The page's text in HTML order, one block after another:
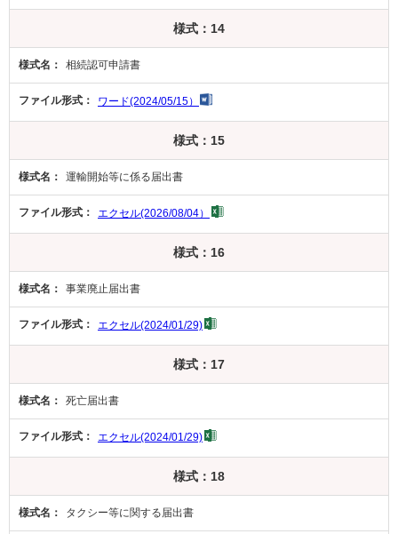
様式：14
相続認可申請書
ワード(2024/05/15）
様式：15
運輸開始等に係る届出書
エクセル(2026/08/04）
様式：16
事業廃止届出書
エクセル(2024/01/29)
様式：17
死亡届出書
エクセル(2024/01/29)
様式：18
タクシー等に関する届出書